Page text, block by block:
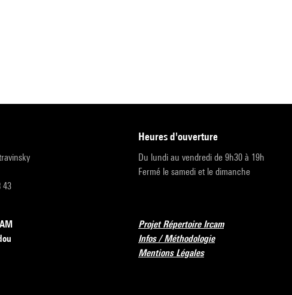
43
heures d'ouverture
Du lundi au vendredi de 9h30 à 19h
Fermé le samedi et le dimanche
Projet Répertoire Ircam
Infos / Méthodologie
Mentions Légales